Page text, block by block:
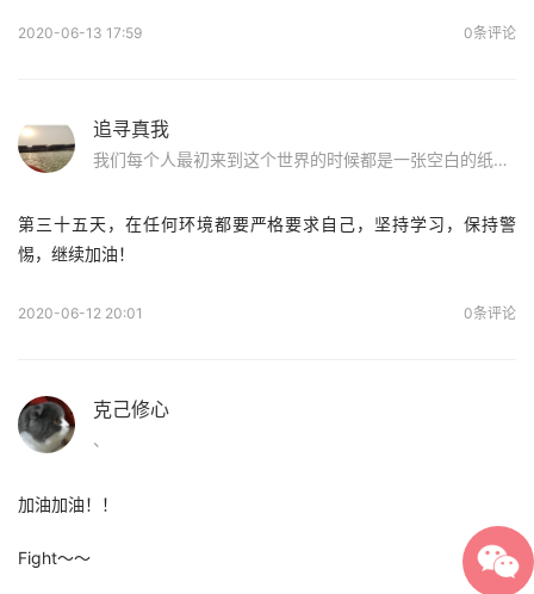
2020-06-13 17:59 0条评论
追寻真我
我们每个人最初来到这个世界的时候都是一张空白的纸，原来儿时玩泥巴的日子才是最美好的！无拘无束，洁白纯净。前辈们的话使我重获信心：如果你染上sy，请不要怕，好好面对他，戒除了，走出这片沼泽地，我们在纯净的蓝天下等你！
第三十五天，在任何环境都要严格要求自己，坚持学习，保持警
惕，继续加油！
2020-06-12 20:01 0条评论
克己修心
、
加油加油！！
Fight～～